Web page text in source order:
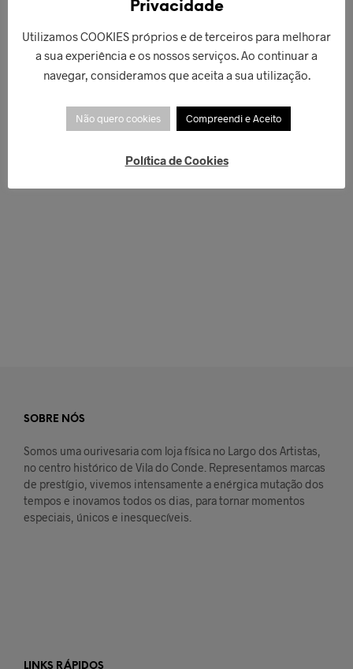
SOBRE NÓS
Somos uma ourivesaria com loja física no Largo dos Artistas,
no centro histórico de Vila do Conde. Representamos marcas
de prestígio, vivemos intensamente a enérgica mutação dos
tempos e inovamos todos os dias, para tornar momentos
especiais, únicos e inesquecíveis.
LINKS RÁPIDOS
Privacidade
Utilizamos COOKIES próprios e de terceiros para melhorar
a sua experiência e os nossos serviços. Ao continuar a
navegar, consideramos que aceita a sua utilização.
Não quero cookies Compreendi e Aceito
Política de Cookies